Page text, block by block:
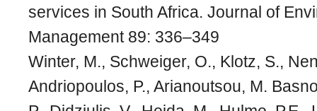
services in South Africa. Journal of
Management 89: 336–349
Winter, M., Schweiger, O., Klotz, S.,
Andriopoulos, P., Arianoutsou, M.